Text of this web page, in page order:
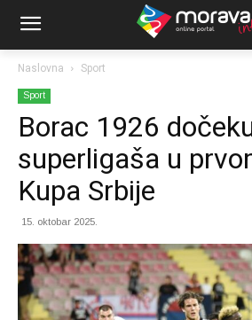
Naslovna Sport
Sport
Borac 1926
superligaša u
Kupa Srbije
15. oktobar 2025.